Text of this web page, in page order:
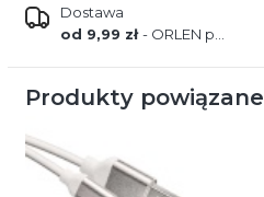
Dostawa
od 9,99 zł- ORLEN paczka
Produkty powiązane